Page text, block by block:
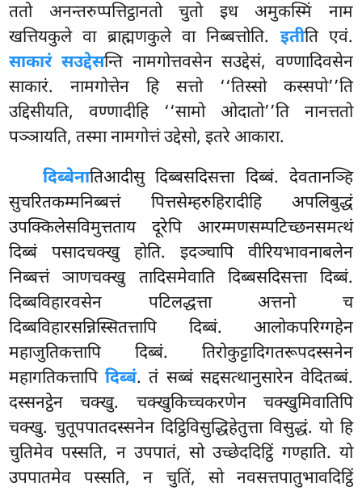
ततो अनन्तरुप्पत्तिट्ठानतो चुतो इध अमुकस्मिं नाम
खत्तियकुले वा ब्राह्मणकुले वा निब्बत्तोति. इतीति एवं.
साकारं सउद्देसन्ति नामगोत्तवसेन सउद्देसं, वण्णादिवसेन
साकारं. नामगोत्तेन हि सत्तो ‘‘तिस्सो कस्सपो’’ति
उद्दिसीयति, वण्णादीहि ‘‘सामो ओदातो’’ति नानत्ततो
पञ्ञायति, तस्मा नामगोत्तं उद्देसो, इतरे आकारा.
दिब्बेनातिआदीसु दिब्बसदिसत्ता दिब्बं. देवतानञ्हि
सुचरितकम्मनिब्बत्तं पित्तसेम्हरुहिरादीहि अपलिबुद्धं
उपक्किलेसविमुत्तताय दूरेपि आरम्मणसम्पटिच्छनसमत्थं
दिब्बं पसादचक्खु होति. इदञ्चापि वीरियभावनाबलेन
निब्बत्तं ञाणचक्खु तादिसमेवाति दिब्बसदिसत्ता दिब्बं.
दिब्बविहारवसेन पटिलद्धत्ता अत्तनो च
दिब्बविहारसन्निस्सितत्तापि दिब्बं. आलोकपरिग्गहेन
महाजुतिकत्तापि दिब्बं. तिरोकुट्टादिगतरूपदस्सनेन
महागतिकत्तापिदिब्बं. तं सब्बं सद्दसत्थानुसारेन वेदितब्बं.
दस्सनट्ठेन चक्खु. चक्खुकिच्चकरणेन चक्खुमिवातिपि
चक्खु. चुतूपपातदस्सनेन दिट्ठिविसुद्धिहेतुत्ता विसुद्धं. यो हि
चुतिमेव पस्सति, न उपपातं, सो उच्छेददिट्ठिं गण्हाति. यो
उपपातमेव पस्सति, न चुतिं, सो नवसत्तपातुभावदिट्ठिं